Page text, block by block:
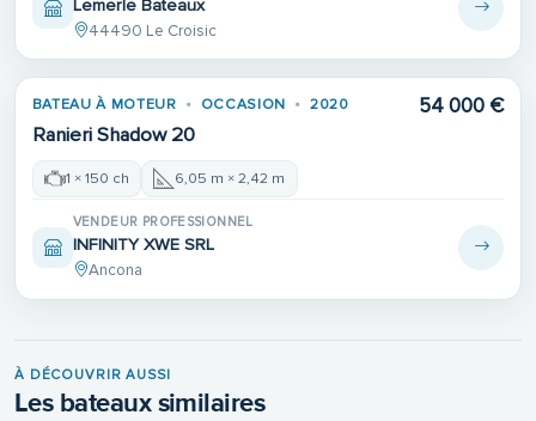
Lemerle Bateaux
44490 Le Croisic
BATEAU À MOTEUR OCCASION 2020
Ranieri Shadow 20
54 000 €
1 × 150 ch 6,05 m × 2,42 m
VENDEUR PROFESSIONNEL
INFINITY XWE SRL
Ancona
À DÉCOUVRIR AUSSI
Les bateaux similaires